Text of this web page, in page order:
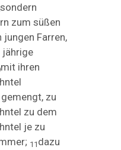
sondern
zum süßen
jungen Farren,
jährige
mit ihren
zu
zu dem
je zu
11 dazu